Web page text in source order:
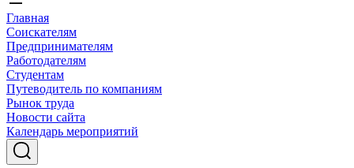
Главная
Соискателям
Предпринимателям
Работодателям
Студентам
Путеводитель по компаниям
Рынок труда
Новости сайта
Календарь мероприятий